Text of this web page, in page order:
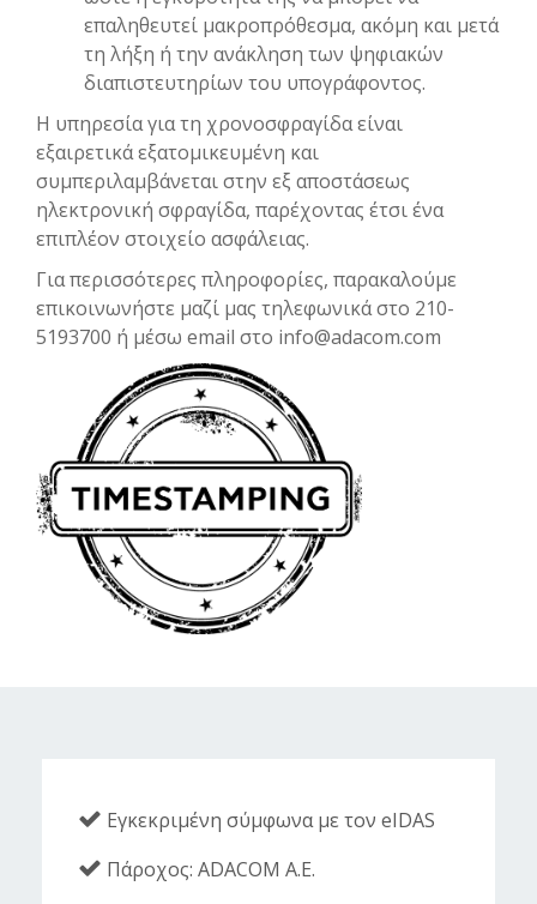
επαληθευτεί μακροπρόθεσμα, ακόμη και μετά
τη λήξη ή την ανάκληση των ψηφιακών
διαπιστευτηρίων του υπογράφοντος.
Η υπηρεσία για τη χρονοσφραγίδα είναι
εξαιρετικά εξατομικευμένη και
συμπεριλαμβάνεται στην εξ αποστάσεως
ηλεκτρονική σφραγίδα, παρέχοντας έτσι ένα
επιπλέον στοιχείο ασφάλειας.
Για περισσότερες πληροφορίες, παρακαλούμε
επικοινωνήστε μαζί μας τηλεφωνικά στο 210-
5193700 ή μέσω email στο info@adacom.com
Εγκεκριμένη σύμφωνα με τον eIDAS
Πάροχος: ADACOM Α.Ε.